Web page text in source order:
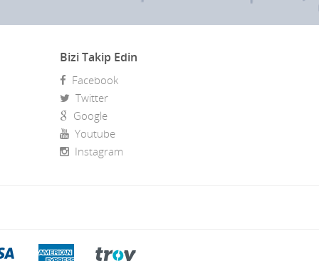
Bizi Takip Edin
Facebook
Twitter
Google
Youtube
Instagram